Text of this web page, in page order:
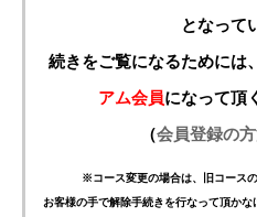
となって
続きをご覧になるためには、
アム会員になって頂
（会員登録の
※コース変更の場合は、旧コース
お客様の手で解除手続きを行なって頂か